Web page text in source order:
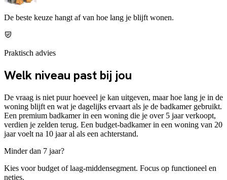
De beste keuze hangt af van hoe lang je blijft wonen.
Praktisch advies
Welk niveau past bij jou
De vraag is niet puur hoeveel je kan uitgeven, maar hoe lang je in de
woning blijft en wat je dagelijks ervaart als je de badkamer gebruikt.
Een premium badkamer in een woning die je over 5 jaar verkoopt,
verdien je zelden terug. Een budget-badkamer in een woning van 20
jaar voelt na 10 jaar al als een achterstand.
Minder dan 7 jaar?
Kies voor budget of laag-middensegment. Focus op functioneel en
netjes.